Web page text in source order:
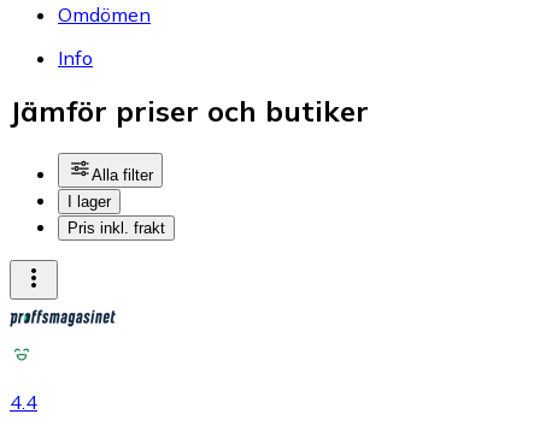
Omdömen
Info
Jämför priser och butiker
Alla filter
I lager
Pris inkl. frakt
4.4